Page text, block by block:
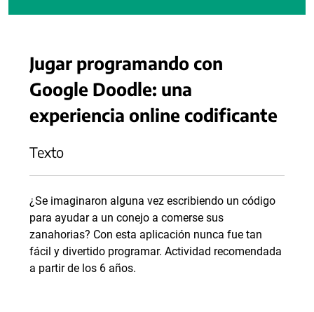
Jugar programando con
Google Doodle: una
experiencia online codificante
Texto
¿Se imaginaron alguna vez escribiendo un código
para ayudar a un conejo a comerse sus
zanahorias? Con esta aplicación nunca fue tan
fácil y divertido programar. Actividad recomendada
a partir de los 6 años.